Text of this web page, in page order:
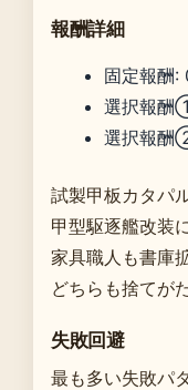
報酬詳細
固定報酬
選択報酬
選択報酬
試製甲板カタパ
甲型駆逐艦改装
家具職人も書庫
どちらも捨てが
失敗回避
最も多い失敗パ